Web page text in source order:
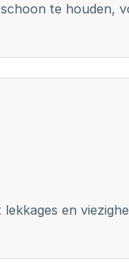
te houden,
en